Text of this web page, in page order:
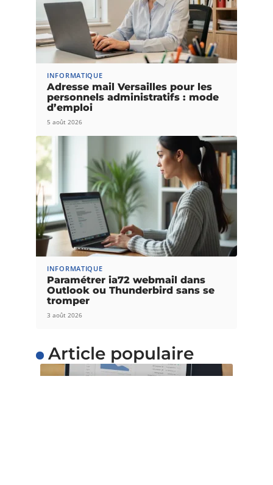
INFORMATIQUE
Adresse mail Versailles pour les
personnels administratifs : mode
d’emploi
5 août 2026
INFORMATIQUE
Paramétrer ia72 webmail dans
Outlook ou Thunderbird sans se
tromper
3 août 2026
Article populaire